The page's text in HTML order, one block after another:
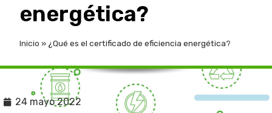
energética?
Inicio » ¿Qué es el certificado de eficiencia energética?
24 mayo 2022